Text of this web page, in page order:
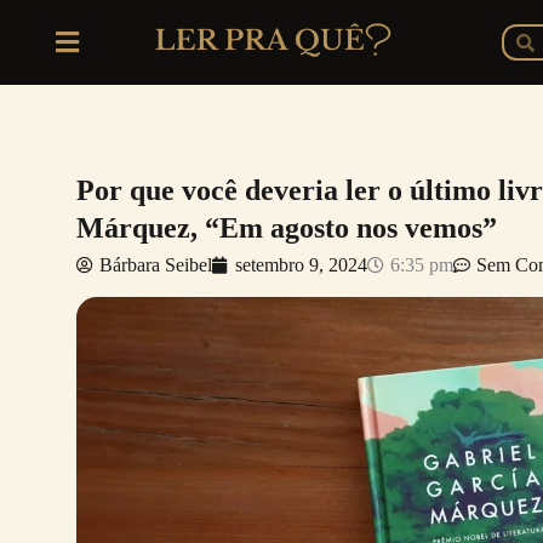
o
Por que você deveria ler o último
Márquez, “Em agosto nos vemos”
Bárbara Seibel setembro 9, 2024 6:35 pm Sem